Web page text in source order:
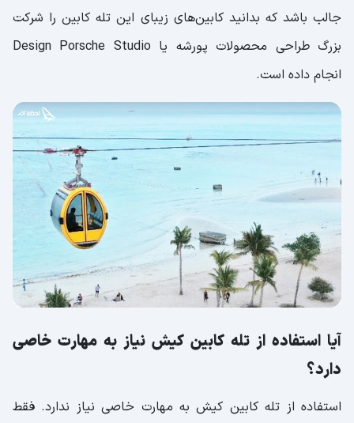
جالب باشد که بدانید کابین‌های زیبای این تله کابین را شرکت
بزرگ طراحی محصولات پورشه یا Design Porsche Studio
انجام داده است.
آیا استفاده از تله کابین کیش نیاز به مهارت خاصی
دارد؟
استفاده از تله کابین کیش به مهارت خاصی نیاز ندارد. فقط